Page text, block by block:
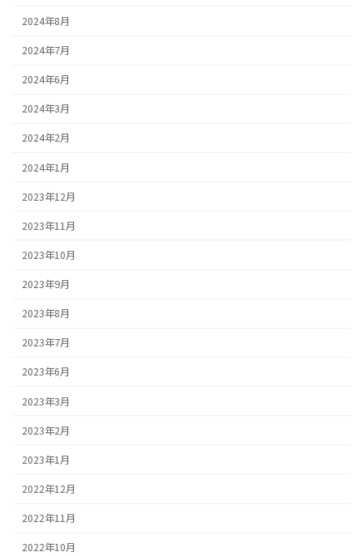
2024年8月
2024年7月
2024年6月
2024年3月
2024年2月
2024年1月
2023年12月
2023年11月
2023年10月
2023年9月
2023年8月
2023年7月
2023年6月
2023年3月
2023年2月
2023年1月
2022年12月
2022年11月
2022年10月